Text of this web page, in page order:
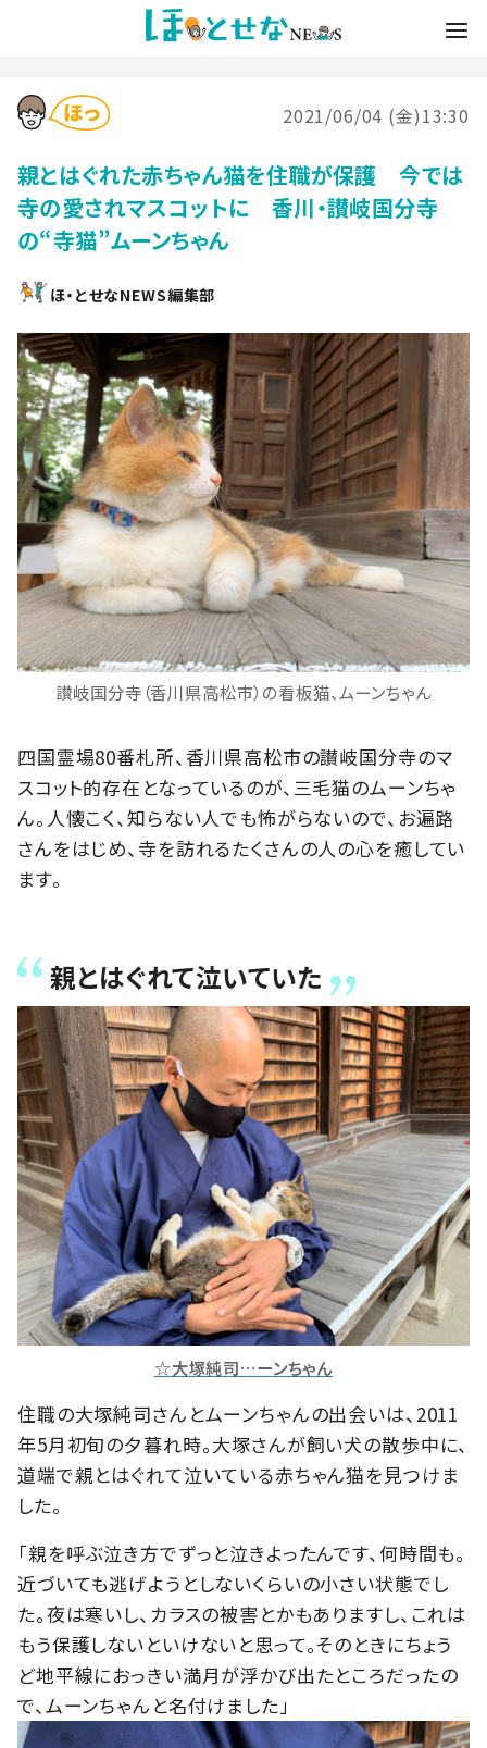
2021/06/04 (金)13:30
親とはぐれた赤ちゃん猫を住職が保護 今では
寺の愛されマスコットに 香川・讃岐国分寺
の“寺猫”ムーンちゃん
ほ・とせなNEWS編集部
讃岐国分寺（香川県高松市）の看板猫、ムーンちゃん
四国霊場80番札所、香川県高松市の讃岐国分寺のマ
スコット的存在となっているのが、三毛猫のムーンちゃ
ん。人懐こく、知らない人でも怖がらないので、お遍路
さんをはじめ、寺を訪れるたくさんの人の心を癒してい
ます。
親とはぐれて泣いていた
☆大塚純司…ーンちゃん
住職の大塚純司さんとムーンちゃんの出会いは、2011
年5月初旬の夕暮れ時。大塚さんが飼い犬の散歩中に、
道端で親とはぐれて泣いている赤ちゃん猫を見つけま
した。
「親を呼ぶ泣き方でずっと泣きよったんです、何時間も。
近づいても逃げようとしないくらいの小さい状態でし
た。夜は寒いし、カラスの被害とかもありますし、これは
もう保護しないといけないと思って。そのときにちょう
ど地平線におっきい満月が浮かび出たところだったの
で、ムーンちゃんと名付けました」